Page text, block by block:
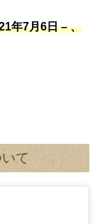
年7月6日 – 、
て